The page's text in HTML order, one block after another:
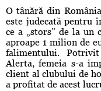
O tânără din
este judecată pentru
ce a „stors” de la un
aproape 1 milion de
falimentului.
Alerta, femeia s-a
client al clubului de
a profitat de acest